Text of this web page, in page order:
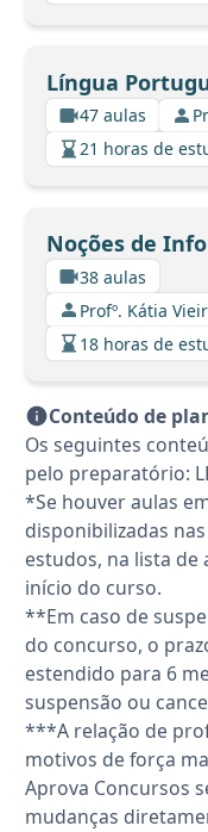
Língua
47 aulas
21 horas de
Noções de
38 aulas
Profº. Kátia
18 horas de
Conteúdo de
Os seguintes
pelo preparatório:
*Se houver aulas
disponibilizadas
estudos, na lista de
início do curso.
**Em caso de
do concurso, o
estendido para 6
suspensão ou
***A relação de
motivos de força
Aprova Concursos
mudanças